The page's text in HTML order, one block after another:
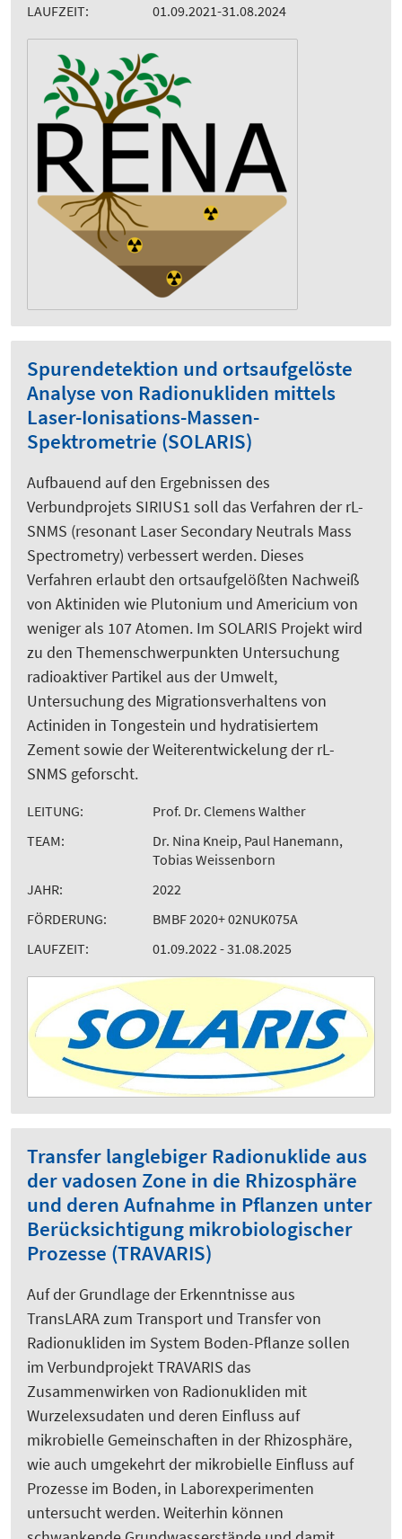
LAUFZEIT:
01.09.2021-31.08.2024
Spurendetektion und ortsaufgelöste
Analyse von Radionukliden mittels
Laser-Ionisations-Massen-
Spektrometrie (SOLARIS)
Aufbauend auf den Ergebnissen des
Verbundprojets SIRIUS1 soll das Verfahren der rL-
SNMS (resonant Laser Secondary Neutrals Mass
Spectrometry) verbessert werden. Dieses
Verfahren erlaubt den ortsaufgelößten Nachweiß
von Aktiniden wie Plutonium und Americium von
weniger als 107 Atomen. Im SOLARIS Projekt wird
zu den Themenschwerpunkten Untersuchung
radioaktiver Partikel aus der Umwelt,
Untersuchung des Migrationsverhaltens von
Actiniden in Tongestein und hydratisiertem
Zement sowie der Weiterentwickelung der rL-
SNMS geforscht.
LEITUNG:
Prof. Dr. Clemens Walther
TEAM:
Dr. Nina Kneip, Paul Hanemann,
Tobias Weissenborn
JAHR:
2022
FÖRDERUNG:
BMBF 2020+ 02NUK075A
LAUFZEIT:
01.09.2022 - 31.08.2025
Transfer langlebiger Radionuklide aus
der vadosen Zone in die Rhizosphäre
und deren Aufnahme in Pflanzen unter
Berücksichtigung mikrobiologischer
Prozesse (TRAVARIS)
Auf der Grundlage der Erkenntnisse aus
TransLARA zum Transport und Transfer von
Radionukliden im System Boden-Pflanze sollen
im Verbundprojekt TRAVARIS das
Zusammenwirken von Radionukliden mit
Wurzelexsudaten und deren Einfluss auf
mikrobielle Gemeinschaften in der Rhizosphäre,
wie auch umgekehrt der mikrobielle Einfluss auf
Prozesse im Boden, in Laborexperimenten
untersucht werden. Weiterhin können